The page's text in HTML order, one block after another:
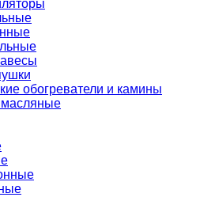
обогреватели и камины